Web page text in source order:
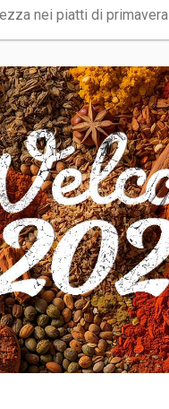
nei piatti di primavera